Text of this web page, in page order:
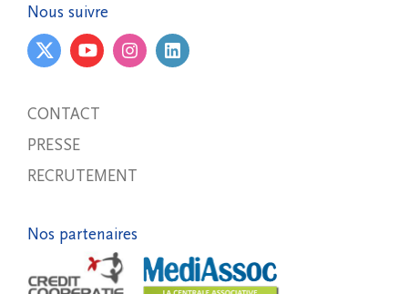
Nous suivre
CONTACT
PRESSE
RECRUTEMENT
Nos partenaires